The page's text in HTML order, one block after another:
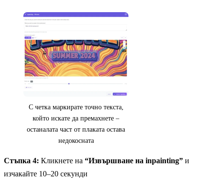
С четка маркирате точно текста,
който искате да премахнете –
останалата част от плаката остава
недокосната
Стъпка 4: Кликнете на “Извършване на inpainting” и
изчакайте 10–20 секунди